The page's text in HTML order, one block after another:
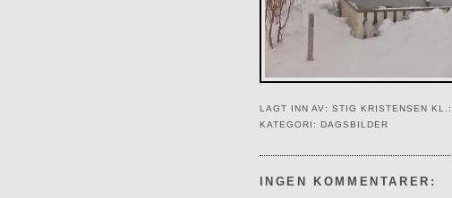
LAGT INN AV: STIG KRISTENSEN KL.:
KATEGORI:
DAGSBILDER
INGEN KOMMENTARER: